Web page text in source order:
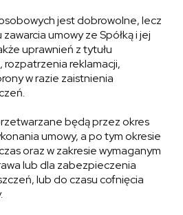
jest dobrowolne, lecz
umowy ze Spółką i jej
uprawnień z tytułu
rozpatrzenia reklamacji,
w razie zaistnienia
będą przez okres
umowy, a po tym okresie
oraz w zakresie wymaganym
lub dla zabezpieczenia
lub do czasu cofnięcia